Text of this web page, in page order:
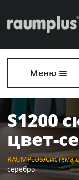
Меню
S1200
цвет-
RAUMPLUS/Система
серебро